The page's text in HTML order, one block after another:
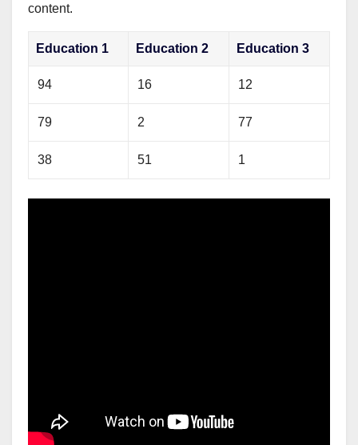
content.
Education 1 Education 2 Education 3
94 16 12
79 2 77
38 51 1